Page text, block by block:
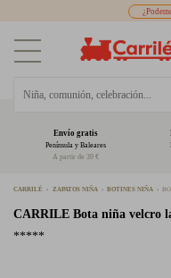
Envío gratis
Península y Baleares
A partir de 39 €
CARRILÉ ZAPATOS NIÑA BOTINES NIÑA
CARRILE Bota niña velcro
*****